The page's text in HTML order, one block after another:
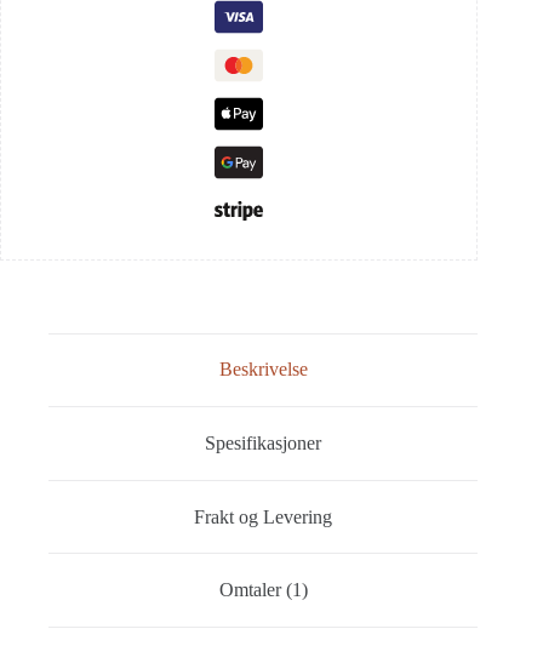
Beskrivelse
Spesifikasjoner
Frakt og Levering
Omtaler (1)